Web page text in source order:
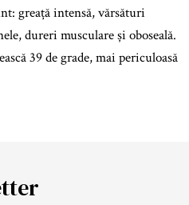
greață intensă, vărsături
dureri musculare și oboseală.
39 de grade, mai periculoasă